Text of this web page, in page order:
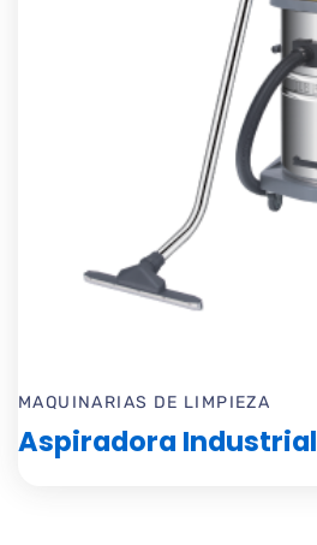
MAQUINARIAS DE LIMPIEZA
Aspiradora Industrial